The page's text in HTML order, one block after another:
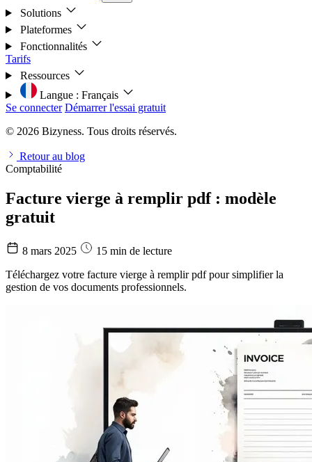
Solutions
Plateformes
Fonctionnalités
Tarifs
Ressources
Langue : Français
Se connecter Démarrer l'essai gratuit
© 2026 Bizyness. Tous droits réservés.
Retour au blog
Comptabilité
Facture vierge à remplir pdf : modèle
gratuit
8 mars 2025
15 min de lecture
Téléchargez votre facture vierge à remplir pdf pour simplifier la
gestion de vos documents professionnels.